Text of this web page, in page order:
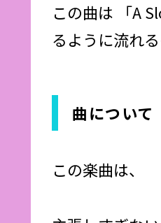
この曲は 「A
るように流れ
曲について
この楽曲は、